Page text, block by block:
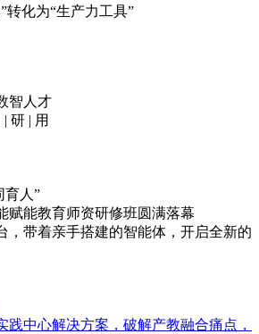
转化为“生产力工具”
智人才
研 | 用
育人”
赋能教育师资研修班圆满落幕
，带着亲手搭建的智能体，开启全新的
践中心解决方案，破解产教融合痛点，